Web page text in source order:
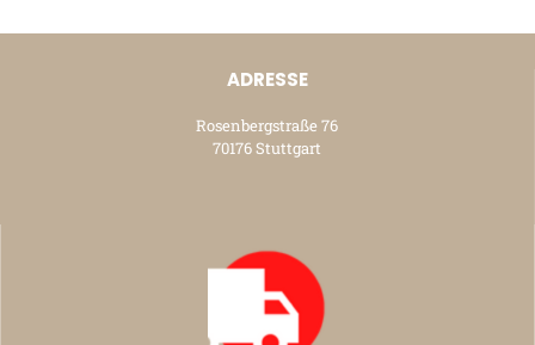
ADRESSE
Rosenbergstraße 76
70176 Stuttgart